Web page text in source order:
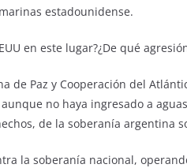
estadounidense.
en este lugar?¿De qué
de Paz y Cooperación del
no haya ingresado a
de la soberanía argentina
la soberanía nacional,